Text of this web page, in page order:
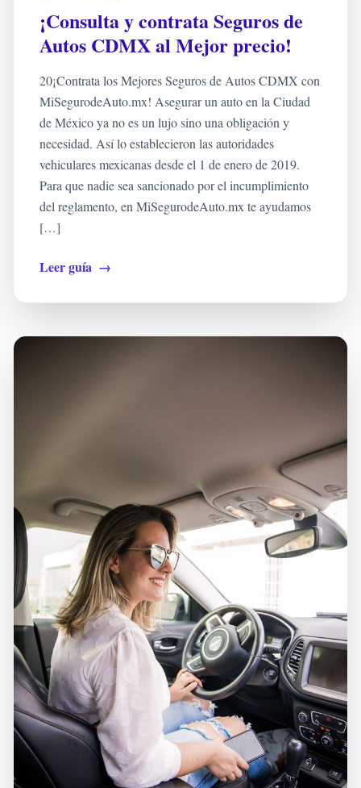
¡Consulta y contrata Seguros de
Autos CDMX al Mejor precio!
20¡Contrata los Mejores Seguros de Autos CDMX con
MiSegurodeAuto.mx! Asegurar un auto en la Ciudad
de México ya no es un lujo sino una obligación y
necesidad. Así lo establecieron las autoridades
vehiculares mexicanas desde el 1 de enero de 2019.
Para que nadie sea sancionado por el incumplimiento
del reglamento, en MiSegurodeAuto.mx te ayudamos
[…]
Leer guía →